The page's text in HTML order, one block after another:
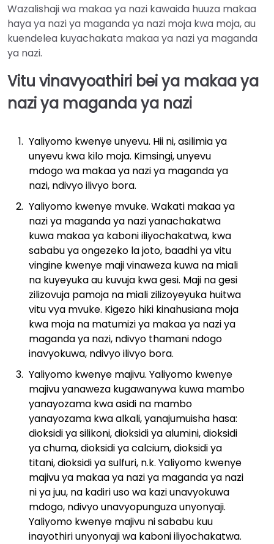
Wazalishaji wa makaa ya nazi kawaida huuza makaa
haya ya nazi ya maganda ya nazi moja kwa moja, au
kuendelea kuyachakata makaa ya nazi ya maganda
ya nazi.
Vitu vinavyoathiri bei ya makaa ya
nazi ya maganda ya nazi
Yaliyomo kwenye unyevu. Hii ni, asilimia ya
unyevu kwa kilo moja. Kimsingi, unyevu
mdogo wa makaa ya nazi ya maganda ya
nazi, ndivyo ilivyo bora.
Yaliyomo kwenye mvuke. Wakati makaa ya
nazi ya maganda ya nazi yanachakatwa
kuwa makaa ya kaboni iliyochakatwa, kwa
sababu ya ongezeko la joto, baadhi ya vitu
vingine kwenye maji vinaweza kuwa na miali
na kuyeyuka au kuvuja kwa gesi. Maji na gesi
zilizovuja pamoja na miali zilizoyeyuka huitwa
vitu vya mvuke. Kigezo hiki kinahusiana moja
kwa moja na matumizi ya makaa ya nazi ya
maganda ya nazi, ndivyo thamani ndogo
inavyokuwa, ndivyo ilivyo bora.
Yaliyomo kwenye majivu. Yaliyomo kwenye
majivu yanaweza kugawanywa kuwa mambo
yanayozama kwa asidi na mambo
yanayozama kwa alkali, yanajumuisha hasa:
dioksidi ya silikoni, dioksidi ya alumini, dioksidi
ya chuma, dioksidi ya calcium, dioksidi ya
titani, dioksidi ya sulfuri, n.k. Yaliyomo kwenye
majivu ya makaa ya nazi ya maganda ya nazi
ni ya juu, na kadiri uso wa kazi unavyokuwa
mdogo, ndivyo unavyopunguza unyonyaji.
Yaliyomo kwenye majivu ni sababu kuu
inayothiri unyonyaji wa kaboni iliyochakatwa.